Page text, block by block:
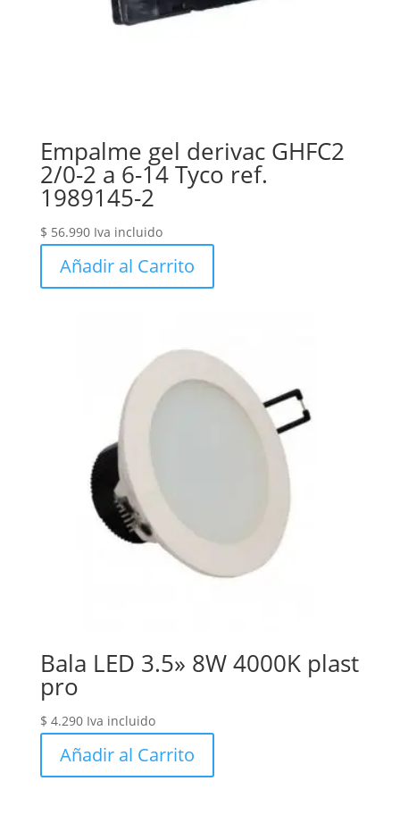
Empalme gel derivac GHFC2
2/0-2 a 6-14 Tyco ref.
1989145-2
$ 56.990 Iva incluido
Añadir al Carrito
Bala LED 3.5» 8W 4000K plast
pro
$ 4.290 Iva incluido
Añadir al Carrito